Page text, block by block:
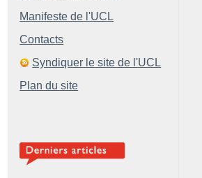
Manifeste de l'UCL
Contacts
Syndiquer le site de l'UCL
Plan du site